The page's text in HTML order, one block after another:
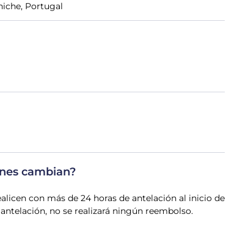
Portugal
cambian?
con más de 24 horas de antelación al inicio de
no se realizará ningún reembolso.